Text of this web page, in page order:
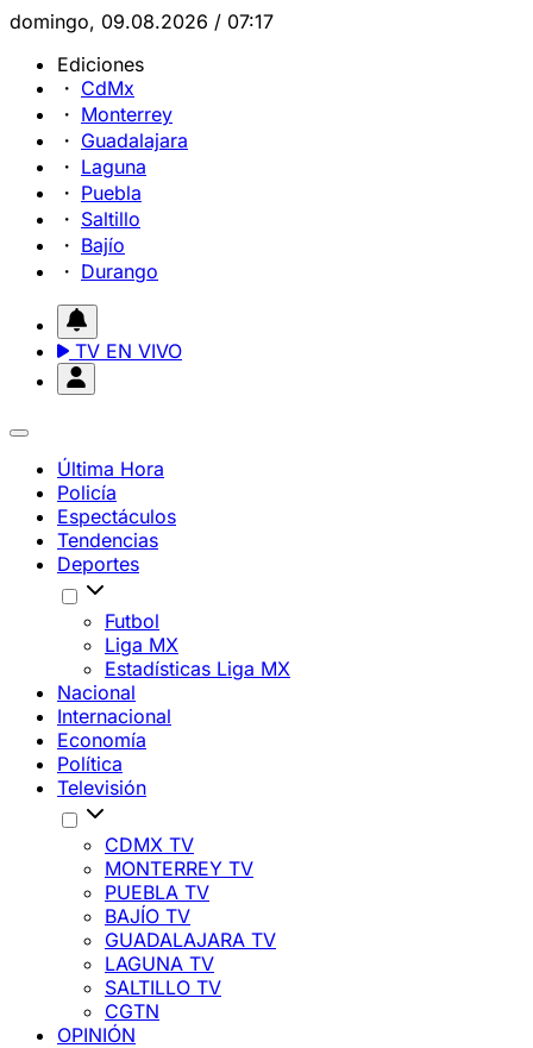
domingo, 09.08.2026 / 07:17
Ediciones
CdMx
Monterrey
Guadalajara
Laguna
Puebla
Saltillo
Bajío
Durango
TV EN VIVO
Última Hora
Policía
Espectáculos
Tendencias
Deportes
Futbol
Liga MX
Estadísticas Liga MX
Nacional
Internacional
Economía
Política
Televisión
CDMX TV
MONTERREY TV
PUEBLA TV
BAJÍO TV
GUADALAJARA TV
LAGUNA TV
SALTILLO TV
CGTN
OPINIÓN